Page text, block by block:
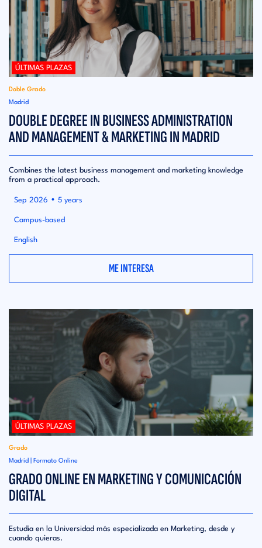
ÚLTIMAS PLAZAS
Doble Grado
Madrid
DOUBLE DEGREE IN BUSINESS ADMINISTRATION
AND MANAGEMENT & MARKETING IN MADRID
Combines the latest business management and marketing knowledge
from a practical approach.
Sep 2026 • 5 years
Campus-based
English
ME INTERESA
ÚLTIMAS PLAZAS
Grado
Madrid | Formato Online
GRADO ONLINE EN MARKETING Y COMUNICACIÓN
DIGITAL
Estudia en la Universidad más especializada en Marketing, desde y
cuando quieras.